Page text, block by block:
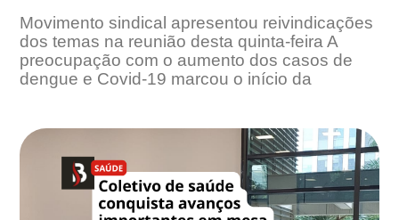
Movimento sindical apresentou reivindicações
dos temas na reunião desta quinta-feira A
preocupação com o aumento dos casos de
dengue e Covid-19 marcou o início da